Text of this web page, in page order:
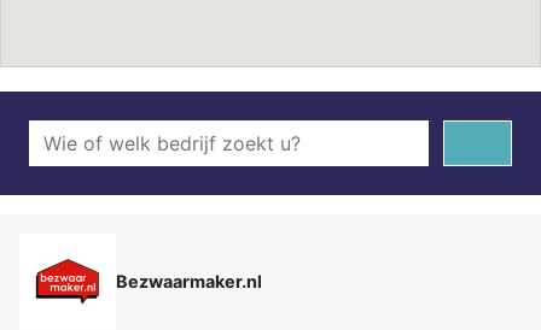
Bezwaarmaker.nl